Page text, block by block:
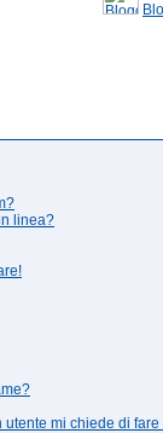
linea?
mi chiede di